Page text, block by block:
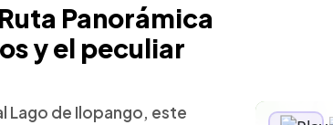
Panorámica
y el peculiar
Lago de Ilopango, este